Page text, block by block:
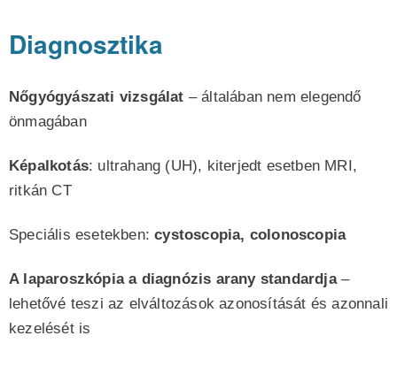
Diagnosztika
Nőgyógyászati vizsgálat – általában nem elegendő
önmagában
Képalkotás: ultrahang (UH), kiterjedt esetben MRI,
ritkán CT
Speciális esetekben:cystoscopia, colonoscopia
A laparoszkópia a diagnózis arany standardja–
lehetővé teszi az elváltozások azonosítását és azonnali
kezelését is